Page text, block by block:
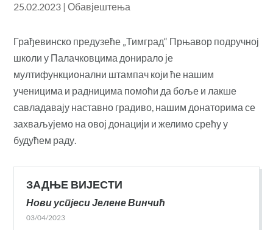
25.02.2023 |Обавјештења
Грађевинско предузеће „Тимград“ Прњавор подручној
школи у Палачковцима донирало је
мултифункционални штампач који ће нашим
ученицима и радницима помоћи да боље и лакше
савладавају наставно градиво, нашим донаторима се
захваљујемо на овој донацији и желимо срећу у
будућем раду.
ЗАДЊЕ ВИЈЕСТИ
Нови успјеси Јелене Винчић
03/04/2023